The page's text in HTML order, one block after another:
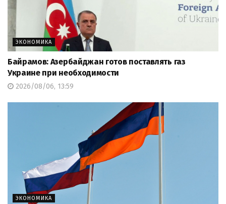
ЭКОНОМИКА
Байрамов: Азербайджан готов поставлять газ
Украине при необходимости
2026/08/06, 13:59
ЭКОНОМИКА